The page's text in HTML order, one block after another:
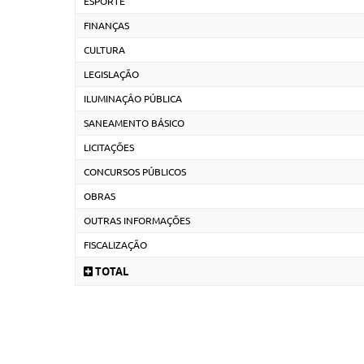
FINANÇAS
CULTURA
LEGISLAÇÃO
ILUMINAÇÂO PÚBLICA
SANEAMENTO BÁSICO
LICITAÇÕES
CONCURSOS PÚBLICOS
OBRAS
OUTRAS INFORMAÇÕES
FISCALIZAÇÃO
TOTAL